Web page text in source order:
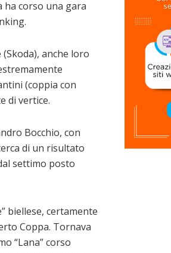
ha corso una gara
anche loro
(coppia con
di vertice.
Bocchio, con
di un risultato
settimo posto
biellese, certamente
Coppa. Tornava
“Lana” corso